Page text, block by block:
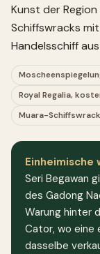
Kunst der
Schiffswracks mit
Handelsschiff
Royal Regalia,
Muara-
Einheimische
Seri Begawan
des Gadong
Warung hinter
Cator, wo eine
dasselbe